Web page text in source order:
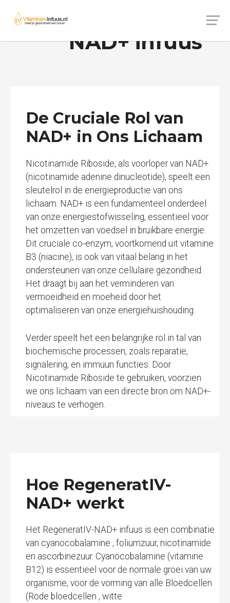
RegeneratIV-
NAD+ infuus
De Cruciale Rol van
NAD+ in Ons Lichaam
Nicotinamide Riboside, als voorloper van NAD+
(nicotinamide adenine dinucleotide), speelt een
sleutelrol in de energieproductie van ons
lichaam. NAD+ is een fundamenteel onderdeel
van onze energiestofwisseling, essentieel voor
het omzetten van voedsel in bruikbare energie.
Dit cruciale co-enzym, voortkomend uit vitamine
B3 (niacine), is ook van vitaal belang in het
ondersteunen van onze cellulaire gezondheid.
Het draagt bij aan het verminderen van
vermoeidheid en moeheid door het
optimaliseren van onze energiehuishouding.
Verder speelt het een belangrijke rol in tal van
biochemische processen, zoals reparatie,
signalering, en immuun functies. Door
Nicotinamide Riboside te gebruiken, voorzien
we ons lichaam van een directe bron om NAD+-
niveaus te verhogen.
Hoe RegeneratIV-
NAD+ werkt
Het RegeneratIV-NAD+ infuus is een combinatie
van cyanocobalamine , foliumzuur, nicotinamide
en ascorbinezuur. Cyanocobalamine (vitamine
B12) is essentieel voor de normale groei van uw
organisme, voor de vorming van alle Bloedcellen
(Rode bloedcellen , witte